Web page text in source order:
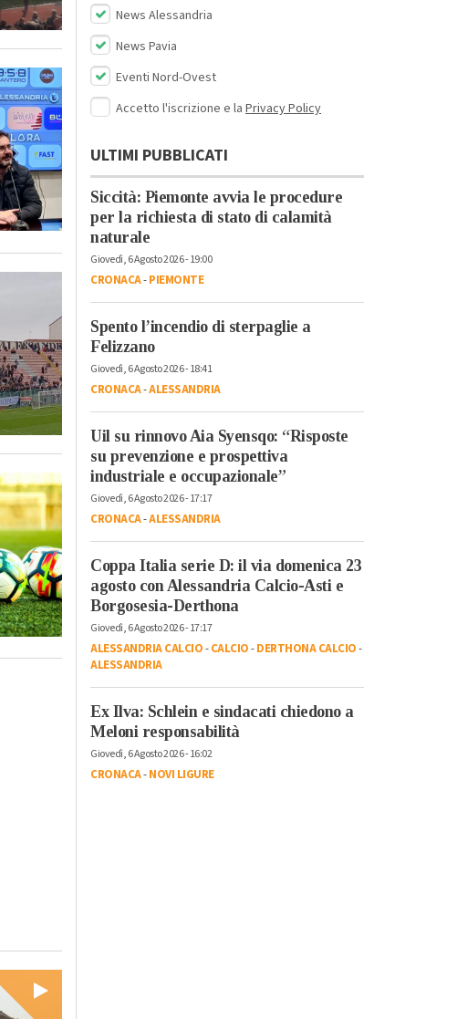
News Alessandria
News Pavia
Eventi Nord-Ovest
Accetto l'iscrizione e la Privacy Policy
ULTIMI PUBBLICATI
Siccità: Piemonte avvia le procedure
per la richiesta di stato di calamità
naturale
Giovedì, 6 Agosto 2026 - 19:00
CRONACA-PIEMONTE
Spento l’incendio di sterpaglie a
Felizzano
Giovedì, 6 Agosto 2026 - 18:41
CRONACA-ALESSANDRIA
Uil su rinnovo Aia Syensqo: “Risposte
su prevenzione e prospettiva
industriale e occupazionale”
Giovedì, 6 Agosto 2026 - 17:17
CRONACA-ALESSANDRIA
Coppa Italia serie D: il via domenica 23
agosto con Alessandria Calcio-Asti e
Borgosesia-Derthona
Giovedì, 6 Agosto 2026 - 17:17
ALESSANDRIA CALCIO-CALCIO-DERTHONA CALCIO-
ALESSANDRIA
Ex Ilva: Schlein e sindacati chiedono a
Meloni responsabilità
Giovedì, 6 Agosto 2026 - 16:02
CRONACA-NOVI LIGURE